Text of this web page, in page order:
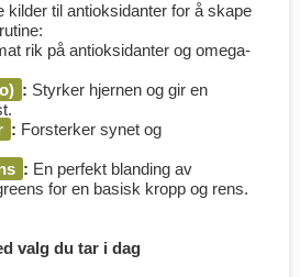
kilder til antioksidanter for å skape
rik på antioksidanter og omega-
: Styrker hjernen og gir en
: Forsterker synet og
: En perfekt blanding av
for en basisk kropp og rens.
valg du tar i dag